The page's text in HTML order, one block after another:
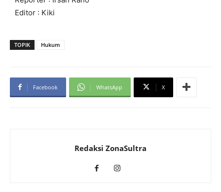
Editor : Kiki
TOPIK Hukum
Facebook WhatsApp X
Redaksi ZonaSultra